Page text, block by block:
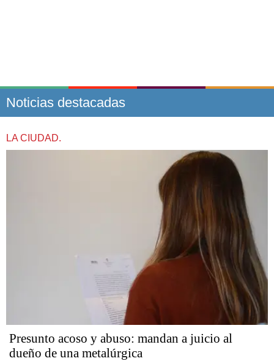
Noticias destacadas
LA CIUDAD.
Presunto acoso y abuso: mandan a juicio al
dueño de una metalúrgica